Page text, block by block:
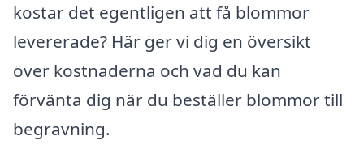
kostar det egentligen att få blommor
levererade? Här ger vi dig en översikt
över kostnaderna och vad du kan
förvänta dig när du beställer blommor till
begravning.